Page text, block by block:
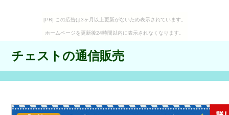
[PR] この広告は3ヶ月以上更新がないため表示されています。
ホームページを更新後24時間以内に表示されなくなります。
チェストの通信販売